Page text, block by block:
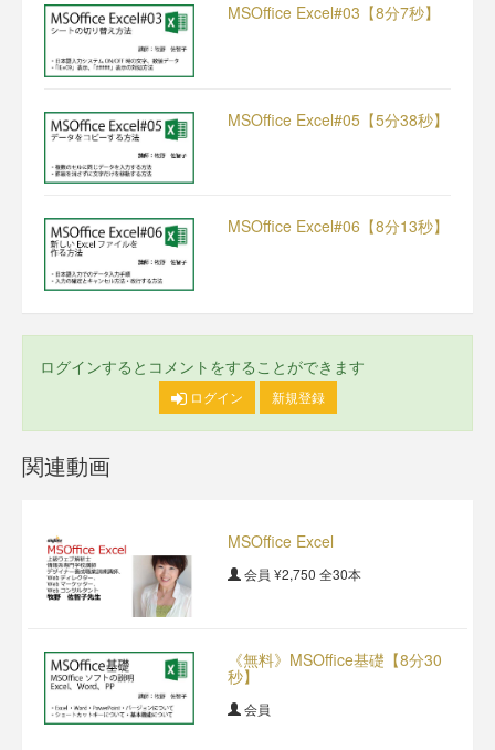
MSOffice Excel#03【8分7秒】
MSOffice Excel#05【5分38秒】
MSOffice Excel#06【8分13秒】
ログインするとコメントをすることができます
ログイン 新規登録
関連動画
MSOffice Excel
会員 ¥2,750 全30本
《無料》MSOffice基礎【8分30
秒】
会員